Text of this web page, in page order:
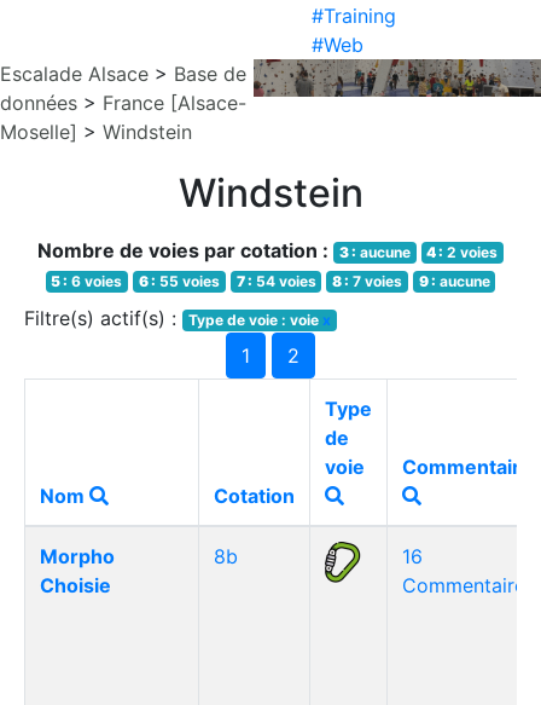
#Training
#Web
Escalade Alsace > Base de
données > France [Alsace-
Moselle] > Windstein
Windstein
Nombre de voies par cotation : 3 : aucune 4 : 2 voies
5 : 6 voies 6 : 55 voies 7 : 54 voies 8 : 7 voies 9 : aucune
Filtre(s) actif(s) : Type de voie : voie x
1 2
Nom Cotation
Type
de
voie
Morpho
Choisie
8b
16